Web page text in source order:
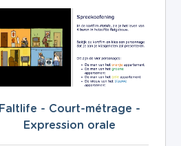
Faltlife - Court-métrage -
Expression orale